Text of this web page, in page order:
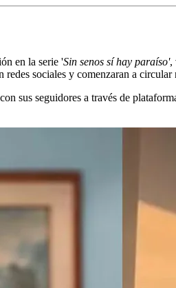
en la serie 'Sin senos sí hay paraíso',
sociales y comenzaran a
sus seguidores a través de